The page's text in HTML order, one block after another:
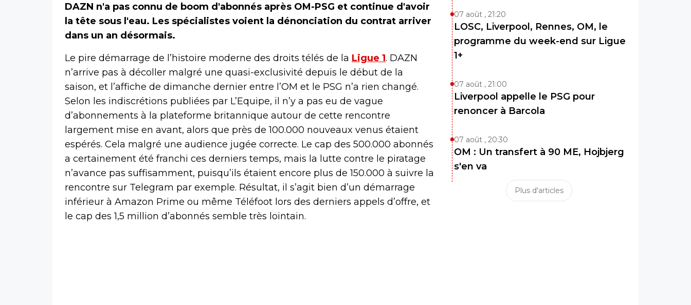
DAZN n'a pas connu de boom d'abonnés après OM-PSG et continue d'avoir
la tête sous l'eau. Les spécialistes voient la dénonciation du contrat arriver
dans un an désormais.
Le pire démarrage de l’histoire moderne des droits télés de la Ligue 1. DAZN
n’arrive pas à décoller malgré une quasi-exclusivité depuis le début de la
saison, et l’affiche de dimanche dernier entre l’OM et le PSG n’a rien changé.
Selon les indiscrétions publiées par L’Equipe, il n’y a pas eu de vague
d’abonnements à la plateforme britannique autour de cette rencontre
largement mise en avant, alors que près de 100.000 nouveaux venus étaient
espérés. Cela malgré une audience jugée correcte. Le cap des 500.000 abonnés
a certainement été franchi ces derniers temps, mais la lutte contre le piratage
n’avance pas suffisamment, puisqu’ils étaient encore plus de 150.000 à suivre la
rencontre sur Telegram par exemple. Résultat, il s’agit bien d’un démarrage
inférieur à Amazon Prime ou même Téléfoot lors des derniers appels d’offre, et
le cap des 1,5 million d’abonnés semble très lointain.
07 août , 21:20
LOSC, Liverpool, Rennes, OM, le
programme du week-end sur Ligue
1+
07 août , 21:00
Liverpool appelle le PSG pour
renoncer à Barcola
07 août , 20:30
OM : Un transfert à 90 ME, Hojbjerg
s'en va
Plus d'articles